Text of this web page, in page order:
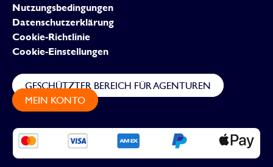
Nutzungsbedingungen
Datenschutzerklärung
Cookie-Richtlinie
Cookie-Einstellungen
GESCHÜTZTER BEREICH FÜR AGENTUREN
MEIN KONTO